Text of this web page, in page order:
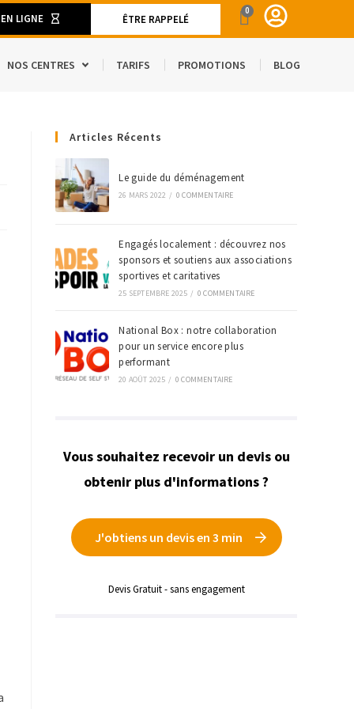
LIGNE ÊTRE RAPPELÉ
0
ET MATÉRIELS DE DÉMÉNAGEMENT
NOS CENTRES TARIFS PROMOTIONS BLOG
Articles Récents
Le guide du déménagement
26 MARS 2022 / 0 COMMENTAIRE
Engagés localement : découvrez nos
sponsors et soutiens aux associations
sportives et caritatives
25 SEPTEMBRE 2025 / 0 COMMENTAIRE
National Box : notre collaboration
pour un service encore plus
performant
20 AOÛT 2025 / 0 COMMENTAIRE
Vous souhaitez recevoir un devis ou
obtenir plus d'informations ?
J'obtiens un devis en 3 min
Devis Gratuit - sans engagement